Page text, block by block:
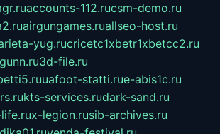
accounts-112.rucsm-demo.ru
airgungames.ruallseo-host.ru
yug.rucricetc1xbetr1xbetcc2.ru
3d-file.ru
uafoot-statti.rue-abis1c.ru
kts-services.rudark-sand.ru
x-legion.rusib-archives.ru